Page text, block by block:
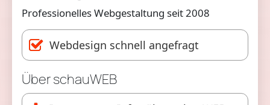
Professionelles Webgestaltung seit 2008
Webdesign schnell angefragt
Über schauWEB